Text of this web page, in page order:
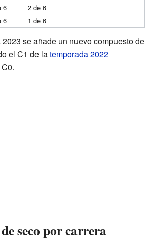
6 2 de 6
6 1 de 6
se añade un nuevo compuesto de
el C1 de latemporada 2022
seco por carrera